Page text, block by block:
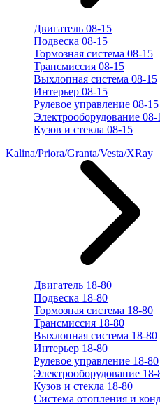
Двигатель 08-15
Подвеска 08-15
Тормозная система 08-15
Трансмиссия 08-15
Выхлопная система 08-15
Интерьер 08-15
Рулевое управление 08-15
Электрооборудование 08-
Кузов и стекла 08-15
Kalina/Priora/Granta/Vesta/XRay
Двигатель 18-80
Подвеска 18-80
Тормозная система 18-80
Трансмиссия 18-80
Выхлопная система 18-80
Интерьер 18-80
Рулевое управление 18-80
Электрооборудование 18-
Кузов и стекла 18-80
Система отопления и